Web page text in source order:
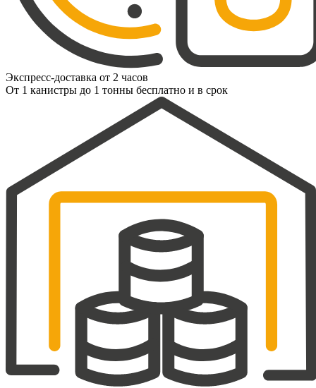
Экспресс-доставка от 2 часов
От 1 канистры до 1 тонны бесплатно и в срок